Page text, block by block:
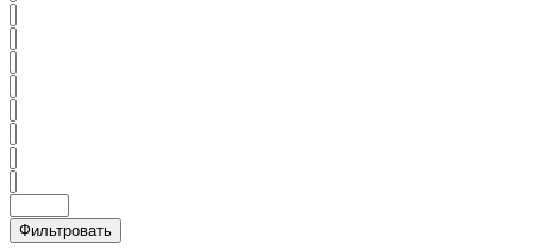
Фильтровать